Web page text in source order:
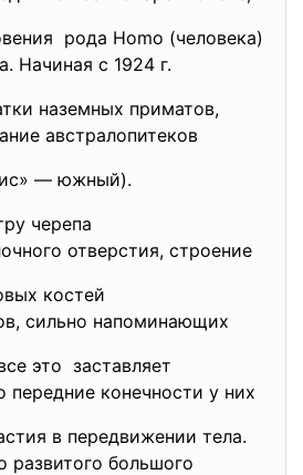
рода Homo (человека)
Начиная с 1924 г.
наземных приматов,
австралопитеков
— южный).
черепа
отверстия, строение
костей
сильно напоминающих
это заставляет
передние конечности у них
в передвижении тела.
большого